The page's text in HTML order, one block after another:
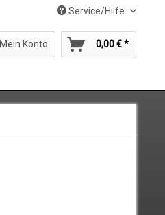
Service/Hilfe
Mein Konto 0,00 € *